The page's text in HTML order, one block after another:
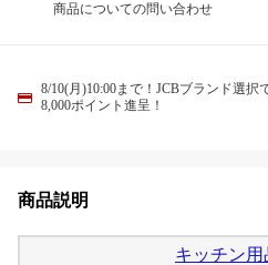
商品についての問い合わせ
8/10(月)10:00まで！JCBブランド選
8,000ポイント進呈！
商品説明
キッチン用